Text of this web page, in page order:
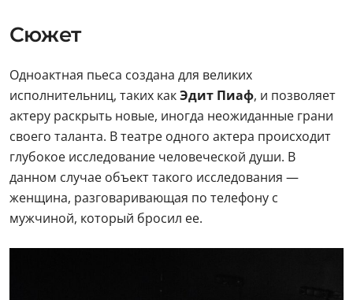
Сюжет
Одноактная пьеса создана для великих
исполнительниц, таких какЭдит Пиаф, и позволяет
актеру раскрыть новые, иногда неожиданные грани
своего таланта. В театре одного актера происходит
глубокое исследование человеческой души. В
данном случае объект такого исследования —
женщина, разговаривающая по телефону с
мужчиной, который бросил ее.